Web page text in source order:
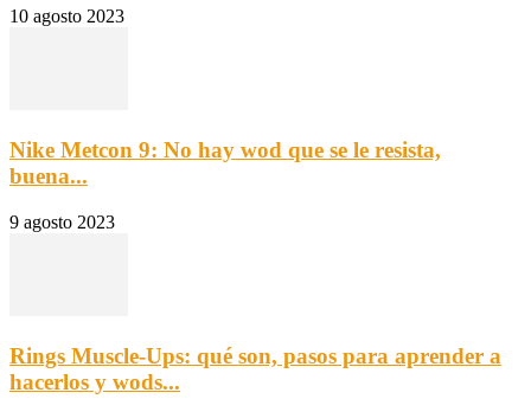
10 agosto 2023
Nike Metcon 9: No hay wod que se le resista,
buena...
9 agosto 2023
Rings Muscle-Ups: qué son, pasos para aprender a
hacerlos y wods...